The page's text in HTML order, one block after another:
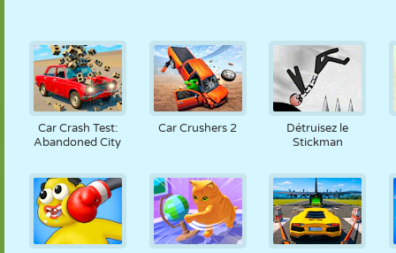
Car Crash Test:
Abandoned City
Car Crushers 2
Détruisez le
Stickman